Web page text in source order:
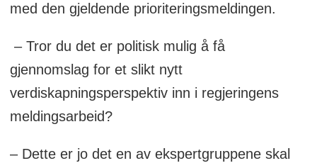
med den gjeldende prioriteringsmeldingen.
– Tror du det er politisk mulig å få
gjennomslag for et slikt nytt
verdiskapningsperspektiv inn i regjeringens
meldingsarbeid?
– Dette er jo det en av ekspertgruppene skal